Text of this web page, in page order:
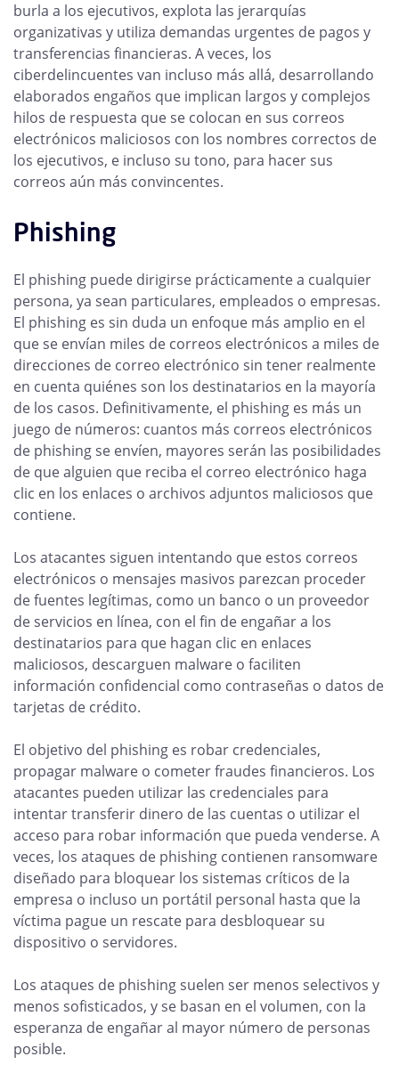
burla a los ejecutivos, explota las jerarquías
organizativas y utiliza demandas urgentes de pagos y
transferencias financieras. A veces, los
ciberdelincuentes van incluso más allá, desarrollando
elaborados engaños que implican largos y complejos
hilos de respuesta que se colocan en sus correos
electrónicos maliciosos con los nombres correctos de
los ejecutivos, e incluso su tono, para hacer sus
correos aún más convincentes.
Phishing
El phishing puede dirigirse prácticamente a cualquier
persona, ya sean particulares, empleados o empresas.
El phishing es sin duda un enfoque más amplio en el
que se envían miles de correos electrónicos a miles de
direcciones de correo electrónico sin tener realmente
en cuenta quiénes son los destinatarios en la mayoría
de los casos. Definitivamente, el phishing es más un
juego de números: cuantos más correos electrónicos
de phishing se envíen, mayores serán las posibilidades
de que alguien que reciba el correo electrónico haga
clic en los enlaces o archivos adjuntos maliciosos que
contiene.
Los atacantes siguen intentando que estos correos
electrónicos o mensajes masivos parezcan proceder
de fuentes legítimas, como un banco o un proveedor
de servicios en línea, con el fin de engañar a los
destinatarios para que hagan clic en enlaces
maliciosos, descarguen malware o faciliten
información confidencial como contraseñas o datos de
tarjetas de crédito.
El objetivo del phishing es robar credenciales,
propagar malware o cometer fraudes financieros. Los
atacantes pueden utilizar las credenciales para
intentar transferir dinero de las cuentas o utilizar el
acceso para robar información que pueda venderse. A
veces, los ataques de phishing contienen ransomware
diseñado para bloquear los sistemas críticos de la
empresa o incluso un portátil personal hasta que la
víctima pague un rescate para desbloquear su
dispositivo o servidores.
Los ataques de phishing suelen ser menos selectivos y
menos sofisticados, y se basan en el volumen, con la
esperanza de engañar al mayor número de personas
posible.